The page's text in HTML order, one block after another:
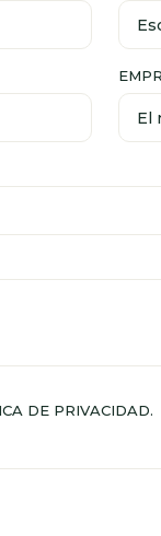
DE PRIVACIDAD.